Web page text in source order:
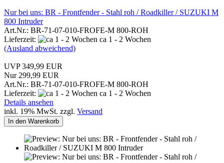
Nur bei uns: BR - Frontfender - Stahl roh / Roadkiller / SUZUKI M
800 Intruder
Art.Nr.: BR-71-07-010-FROFE-M 800-ROH
Lieferzeit:
ca 1 - 2 Wochen
(Ausland abweichend)
UVP 349,99 EUR
Nur 299,99 EUR
Art.Nr.: BR-71-07-010-FROFE-M 800-ROH
Lieferzeit:
ca 1 - 2 Wochen
Details ansehen
inkl. 19% MwSt. zzgl. Versand
In den Warenkorb